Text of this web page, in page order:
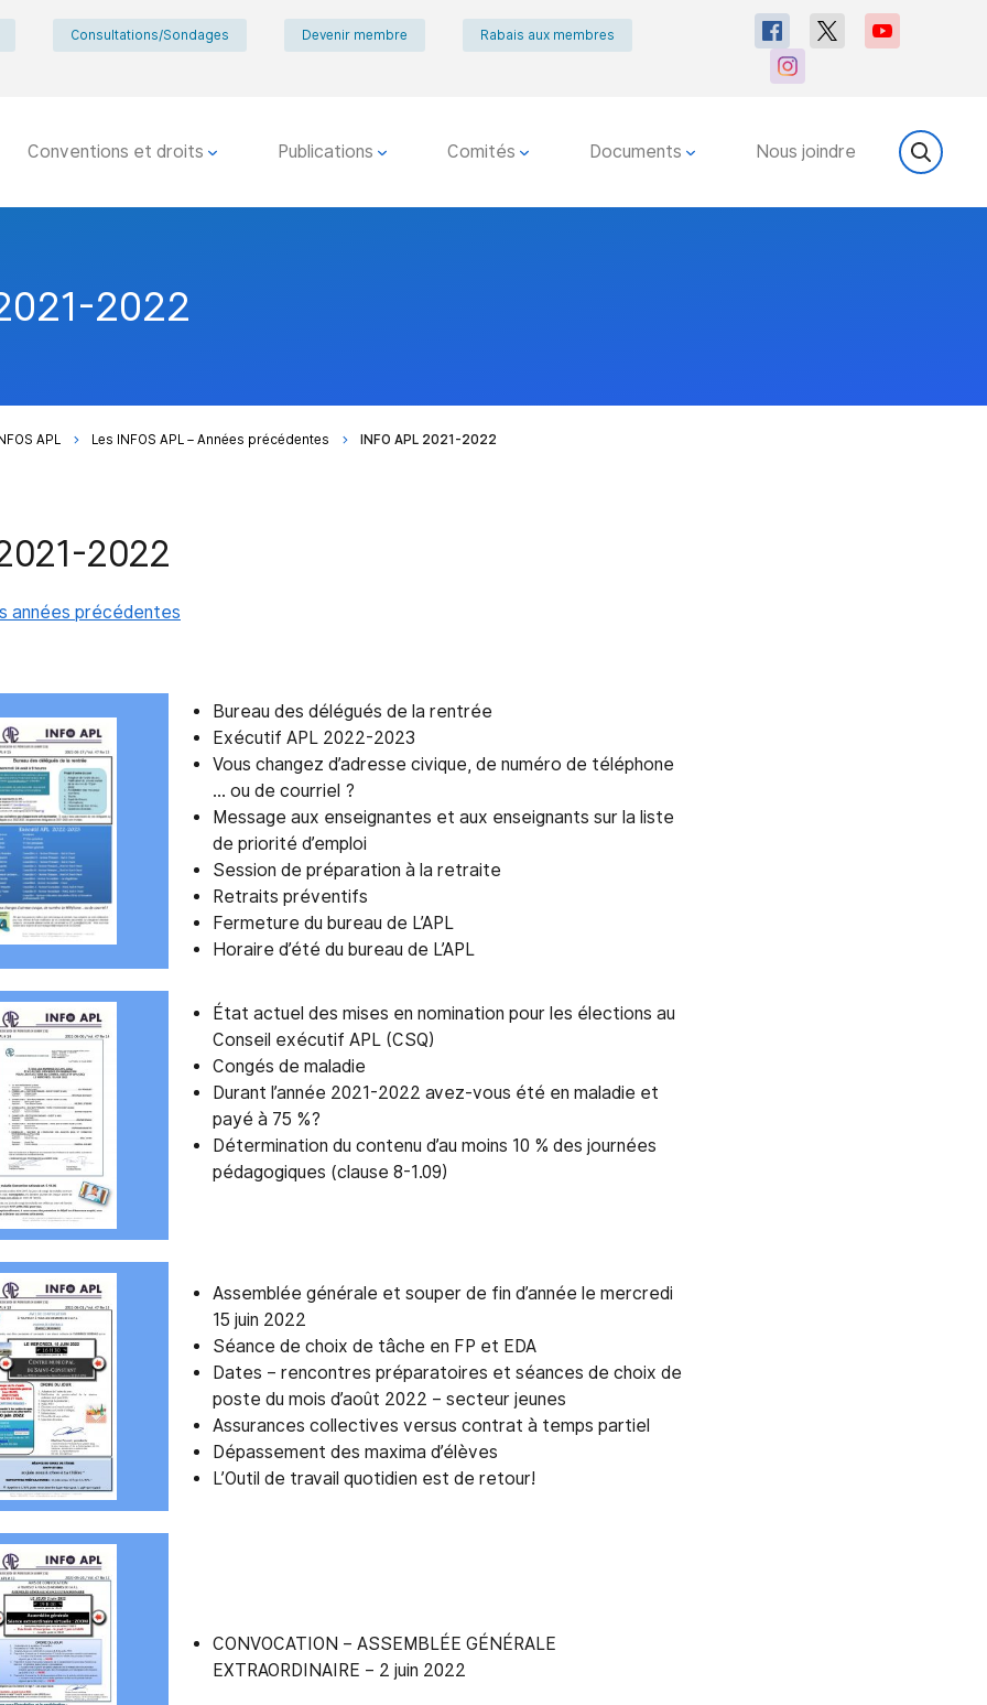
Consultations/Sondages Devenir membre Rabais aux membres
Conventions et droits Publications Comités Documents Nous joindre
2022
APL Les INFOS APL – Années précédentes INFO APL 2021-2022
2022
années précédentes
Bureau des délégués de la rentrée
Exécutif APL 2022-2023
Vous changez d’adresse civique, de numéro de téléphone
… ou de courriel ?
Message aux enseignantes et aux enseignants sur la liste
de priorité d’emploi
Session de préparation à la retraite
Retraits préventifs
Fermeture du bureau de L’APL
Horaire d’été du bureau de L’APL
État actuel des mises en nomination pour les élections au
Conseil exécutif APL (CSQ)
Congés de maladie
Durant l’année 2021-2022 avez-vous été en maladie et
payé à 75 %?
Détermination du contenu d’au moins 10 % des journées
pédagogiques (clause 8-1.09)
Assemblée générale et souper de fin d’année le mercredi
15 juin 2022
Séance de choix de tâche en FP et EDA
Dates – rencontres préparatoires et séances de choix de
poste du mois d’août 2022 – secteur jeunes
Assurances collectives versus contrat à temps partiel
Dépassement des maxima d’élèves
L’Outil de travail quotidien est de retour!
CONVOCATION – ASSEMBLÉE GÉNÉRALE
EXTRAORDINAIRE – 2 juin 2022